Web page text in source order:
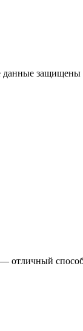
данные защищены
способ